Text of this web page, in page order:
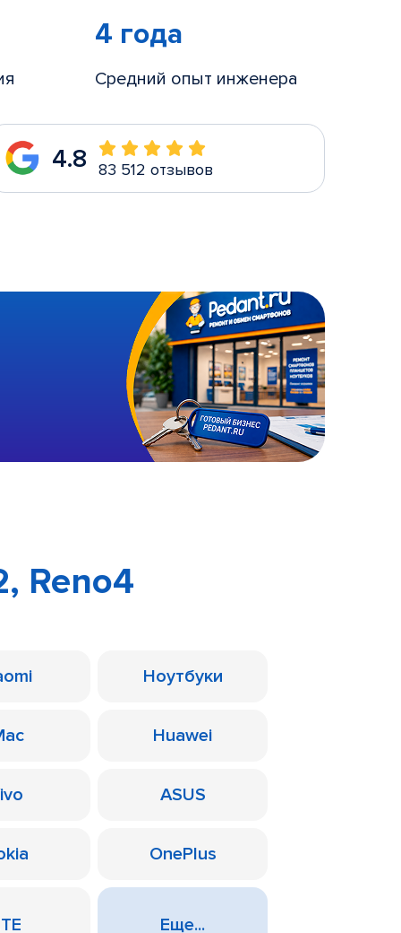
4 года
Средний опыт инженера
4.8 83 512 отзывов
Reno4
Ноутбуки
Huawei
ASUS
OnePlus
Еще...